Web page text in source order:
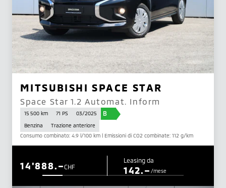
MITSUBISHI SPACE STAR
Space Star 1.2 Automat. Inform
15 500 km 71 PS 03/2025 B
Benzina
Trazione anteriore
Consumo combinato: 4.9 l/100 km | Emissioni di CO2 combinate: 112 g/km
CHF
14'888.– Leasing da
142.– /mese